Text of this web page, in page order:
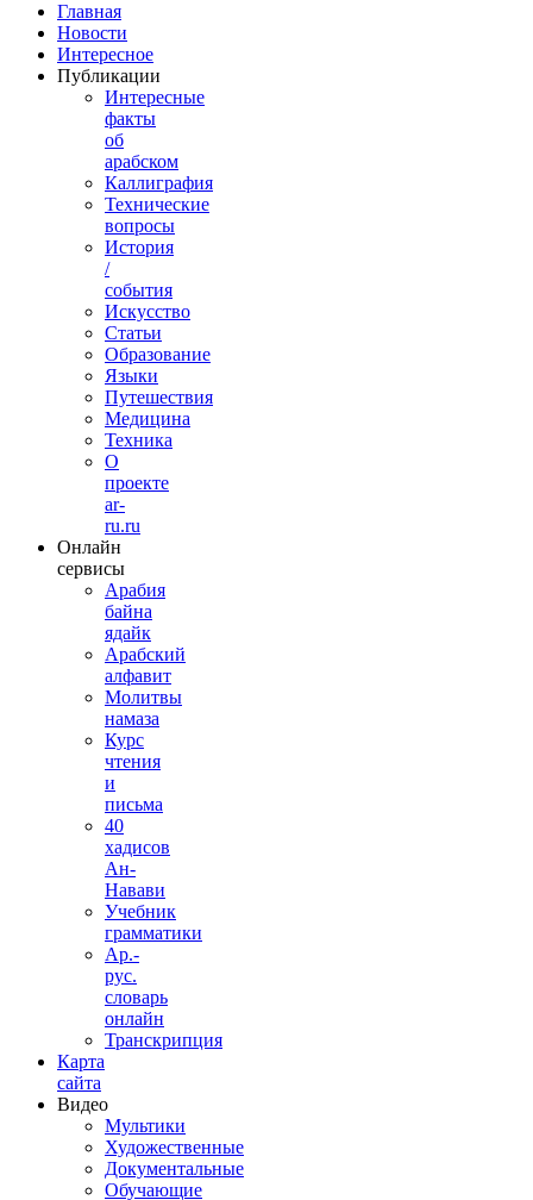
Главная
Новости
Интересное
Публикации
Интересные
факты
об
арабском
Каллиграфия
Технические
вопросы
История
/
события
Искусство
Статьи
Образование
Языки
Путешествия
Медицина
Техника
О
проекте
ar-
ru.ru
Онлайн
сервисы
Арабия
байна
ядайк
Арабский
алфавит
Молитвы
намаза
Курс
чтения
и
письма
40
хадисов
Ан-
Навави
Учебник
грамматики
Ар.-
рус.
словарь
онлайн
Транскрипция
Карта
сайта
Видео
Мультики
Художественные
Документальные
Обучающие